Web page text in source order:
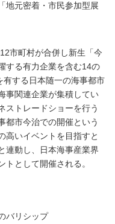
地元密着・市民参加型展
市町村が合併し新生「今
する有力企業を含む14の
する日本随一の海事都市
事関連企業が集積してい
ストレードショーを行う
都市今治での開催という
高いイベントを目指すと
連動し、日本海事産業界
として開催される。
バリシップ